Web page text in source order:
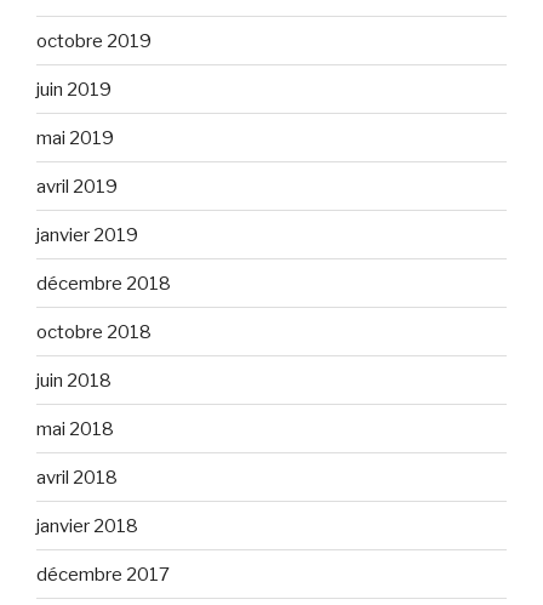
octobre 2019
juin 2019
mai 2019
avril 2019
janvier 2019
décembre 2018
octobre 2018
juin 2018
mai 2018
avril 2018
janvier 2018
décembre 2017